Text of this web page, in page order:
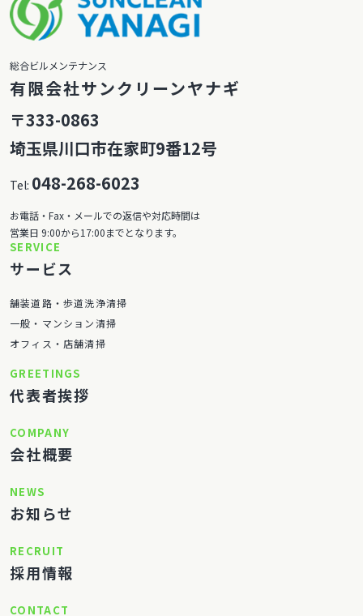
総合ビルメンテナンス
有限会社サンクリーンヤナギ
〒333-0863
埼玉県川口市在家町9番12号
Tel: 048-268-6023
お電話・Fax・メールでの返信や対応時間は
営業日 9:00から17:00までとなります。
SERVICE
サービス
舗装道路・歩道洗浄清掃
一般・マンション清掃
オフィス・店舗清掃
GREETINGS
代表者挨拶
COMPANY
会社概要
NEWS
お知らせ
RECRUIT
採用情報
CONTACT